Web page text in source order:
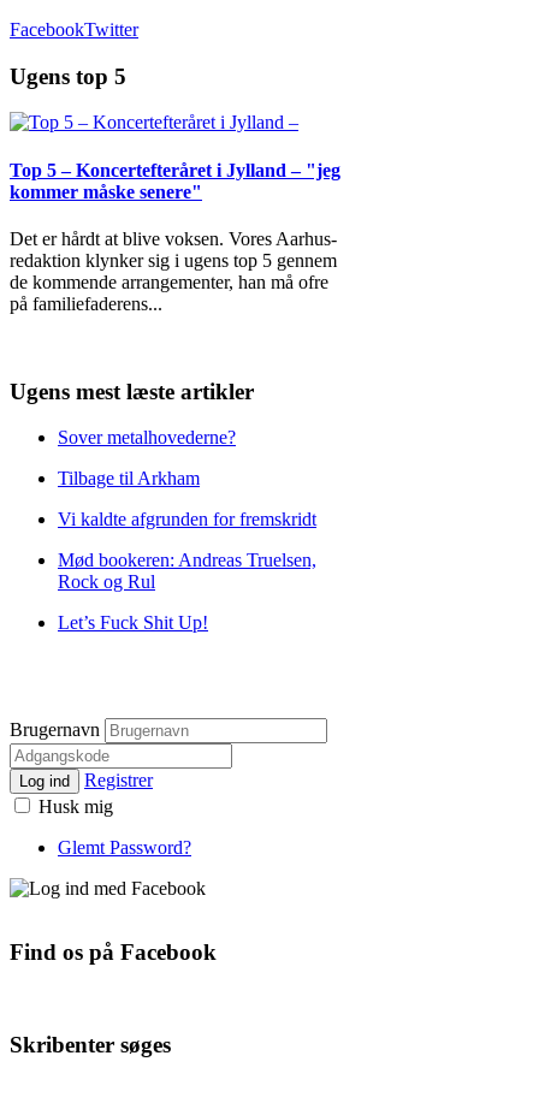
FacebookTwitter
Ugens top 5
Top 5 – Koncertefteråret i Jylland – "jeg
kommer måske senere"
Det er hårdt at blive voksen. Vores Aarhus-
redaktion klynker sig i ugens top 5 gennem
de kommende arrangementer, han må ofre
på familiefaderens...
Ugens mest læste artikler
Sover metalhovederne?
Tilbage til Arkham
Vi kaldte afgrunden for fremskridt
Mød bookeren: Andreas Truelsen,
Rock og Rul
Let’s Fuck Shit Up!
Brugernavn
Log ind
Registrer
Husk mig
Glemt Password?
Find os på Facebook
Skribenter søges